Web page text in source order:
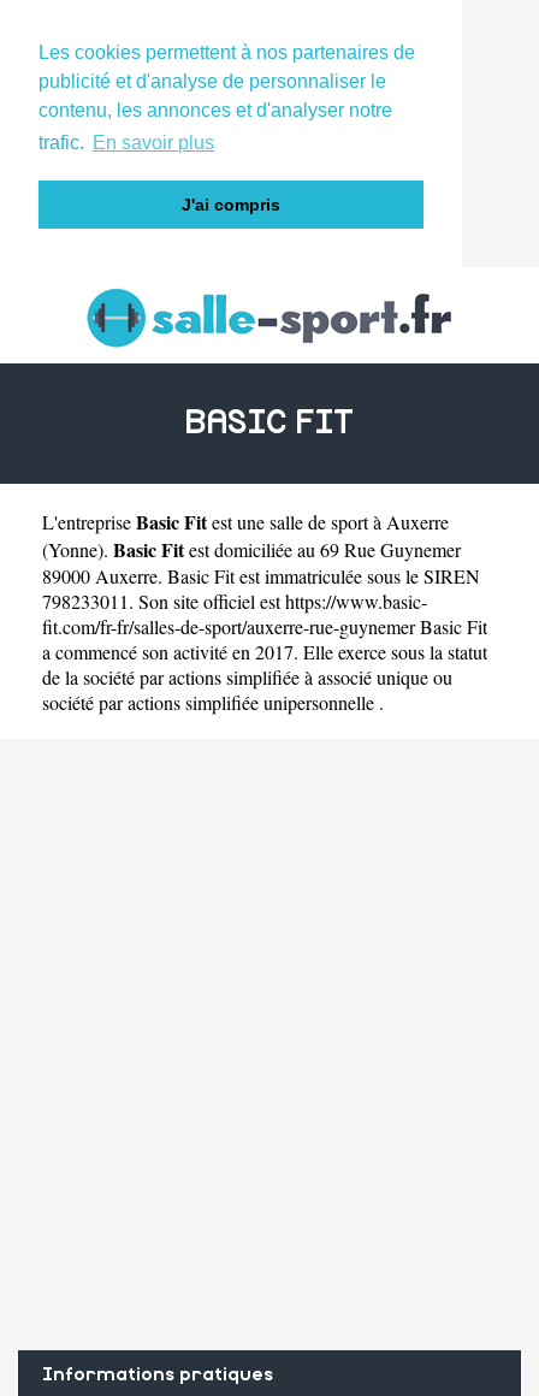
Les cookies permettent à nos partenaires de
publicité et d'analyse de personnaliser le
contenu, les annonces et d'analyser notre
trafic. En savoir plus
J'ai compris
BASIC FIT
L'entrepriseBasic Fitest unesalle de sport à Auxerre
(Yonne). Basic Fitest domiciliée au 69 Rue Guynemer
89000 Auxerre. Basic Fit est immatriculée sous le SIREN
798233011. Son site officiel esthttps://www.basic-
fit.com/fr-fr/salles-de-sport/auxerre-rue-guynemerBasic Fit
a commencé son activité en 2017. Elle exerce sous la statut
de la société par actions simplifiée à associé unique ou
société par actions simplifiée unipersonnelle .
Informations pratiques